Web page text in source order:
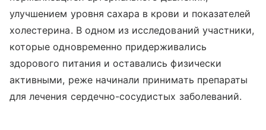
улучшением уровня сахара в крови и показателей
холестерина. В одном из исследований участники,
которые одновременно придерживались
здорового питания и оставались физически
активными, реже начинали принимать препараты
для лечения сердечно-сосудистых заболеваний.